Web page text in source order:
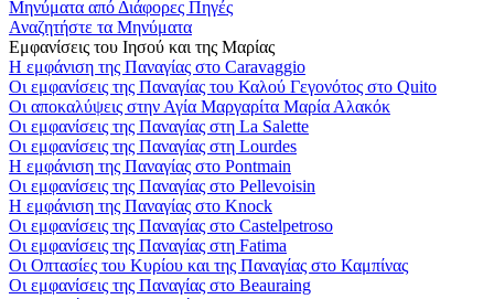
Μηνύματα από Διάφορες Πηγές
Αναζητήστε τα Μηνύματα
Εμφανίσεις του Ιησού και της Μαρίας
Η εμφάνιση της Παναγίας στο Caravaggio
Οι εμφανίσεις της Παναγίας του Καλού Γεγονότος στο Quito
Οι αποκαλύψεις στην Αγία Μαργαρίτα Μαρία Αλακόκ
Οι εμφανίσεις της Παναγίας στη La Salette
Οι εμφανίσεις της Παναγίας στη Lourdes
Η εμφάνιση της Παναγίας στο Pontmain
Οι εμφανίσεις της Παναγίας στο Pellevoisin
Η εμφάνιση της Παναγίας στο Knock
Οι εμφανίσεις της Παναγίας στο Castelpetroso
Οι εμφανίσεις της Παναγίας στη Fatima
Οι Οπτασίες του Κυρίου και της Παναγίας στο Καμπίνας
Οι εμφανίσεις της Παναγίας στο Beauraing